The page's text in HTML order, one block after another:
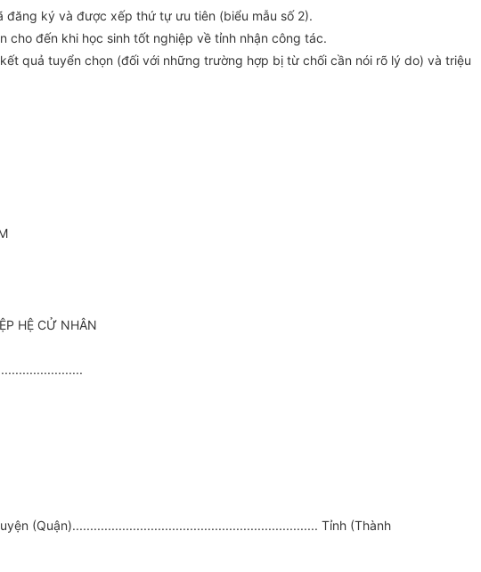
ký và được xếp thứ tự ưu tiên (biểu mẫu số 2).
đến khi học sinh tốt nghiệp về tỉnh nhận công tác.
quả tuyển chọn (đối với những trường hợp bị từ chối cần nói rõ lý do) và triệu
HỆ CỬ NHÂN
(Quận)..................................................................... Tỉnh (Thành